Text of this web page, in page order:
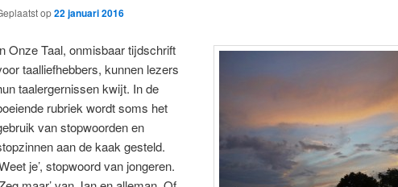
op22 januari 2016
Onze Taal, onmisbaar tijdschrift
taalliefhebbers, kunnen lezers
taalergernissen kwijt. In de
rubriek wordt soms het
van stopwoorden en
aan de kaak gesteld.
je’, stopwoord van jongeren.